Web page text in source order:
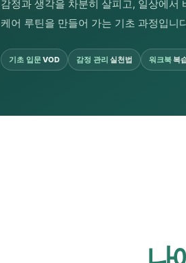
감정과 생각을 차분히 살피고, 일상에서
케어 루틴을 만들어 가는 기초 과정입니
기초 입문VOD 감정 관리 실천법 워크북복